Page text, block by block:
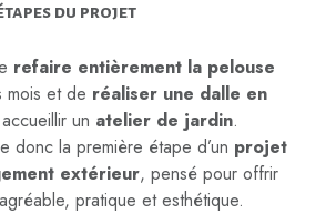
du projet
refaire entièrement la pelouse
mois et de réaliser une dalle en
un atelier de jardin.
donc la première étape d’un projet
extérieur, pensé pour offrir
pratique et esthétique.